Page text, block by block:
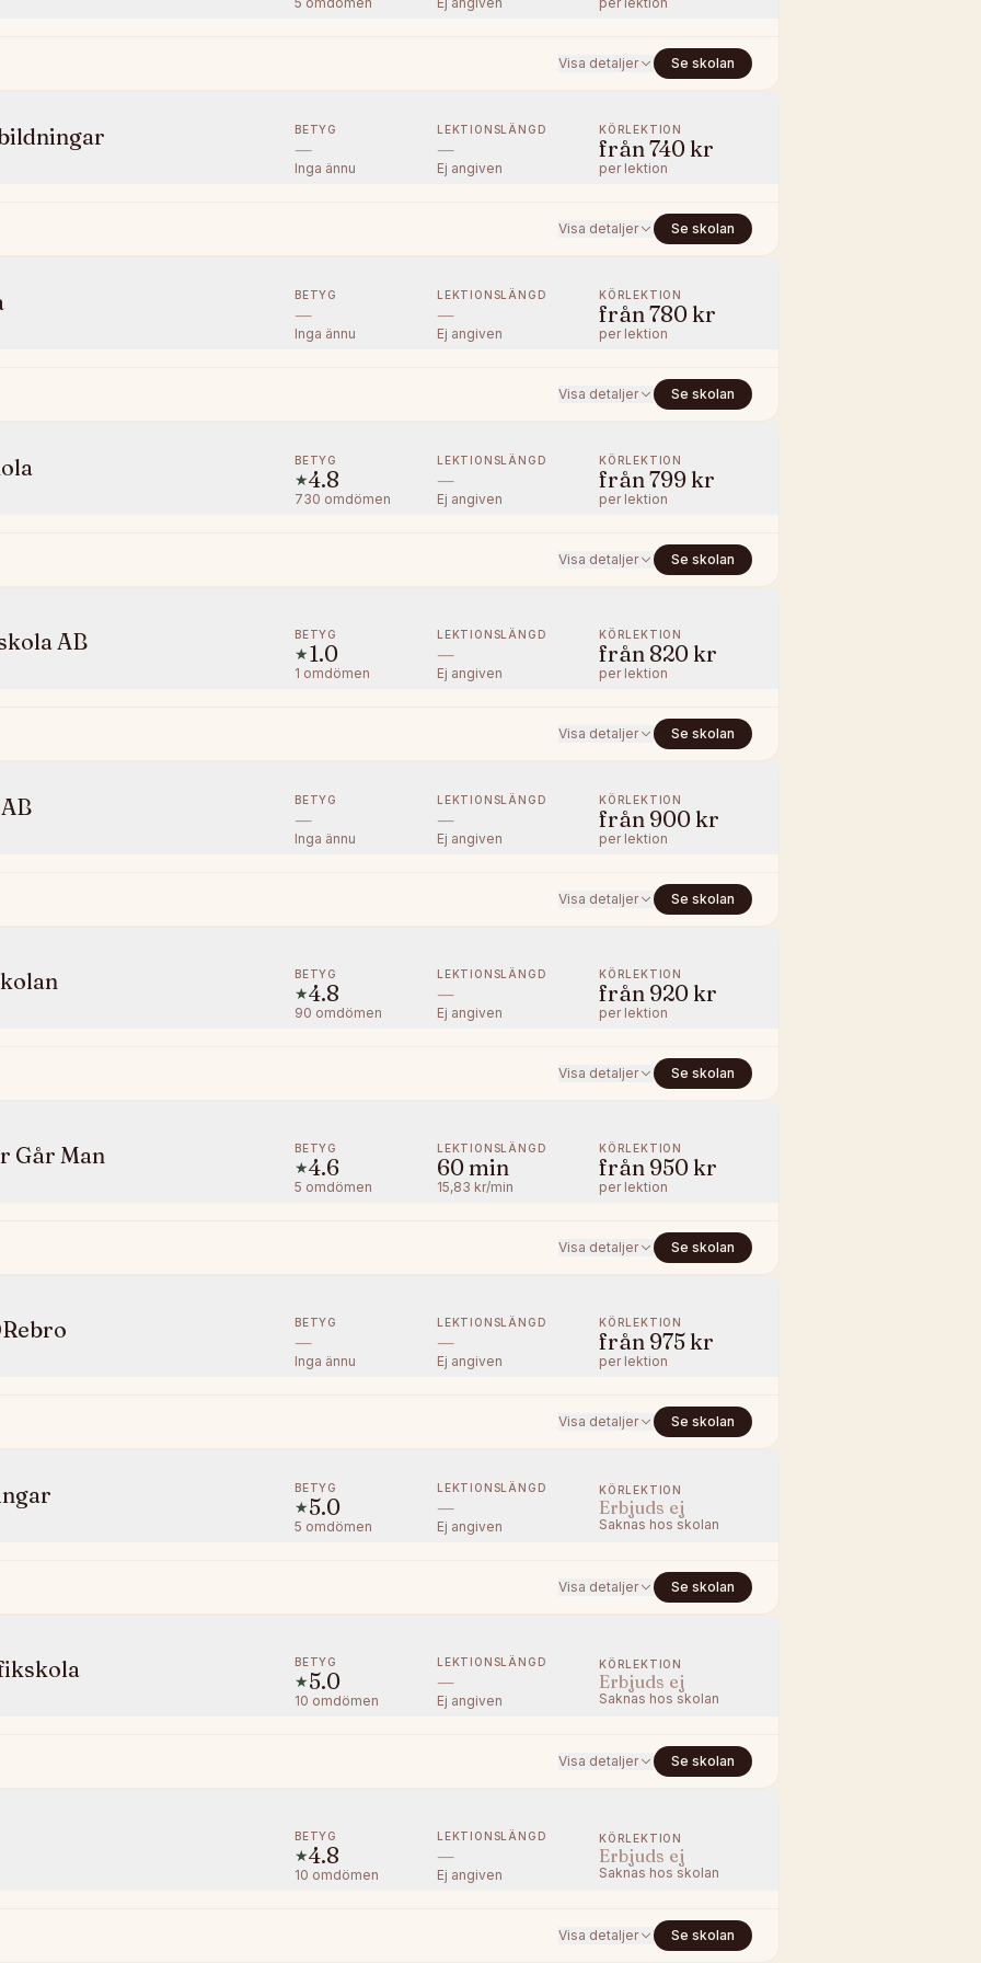
Visa detaljer Se skolan
BETYG
—
Inga ännu
LEKTIONSLÄNGD
—
Ej angiven
KÖRLEKTION
från 740 kr
per lektion
Visa detaljer Se skolan
BETYG
—
Inga ännu
LEKTIONSLÄNGD
—
Ej angiven
KÖRLEKTION
från 780 kr
per lektion
Visa detaljer Se skolan
BETYG
★4.8
730 omdömen
LEKTIONSLÄNGD
—
Ej angiven
KÖRLEKTION
från 799 kr
per lektion
Visa detaljer Se skolan
AB BETYG
★1.0
1 omdömen
LEKTIONSLÄNGD
—
Ej angiven
KÖRLEKTION
från 820 kr
per lektion
Visa detaljer Se skolan
BETYG
—
Inga ännu
LEKTIONSLÄNGD
—
Ej angiven
KÖRLEKTION
från 900 kr
per lektion
Visa detaljer Se skolan
BETYG
★4.8
90 omdömen
LEKTIONSLÄNGD
—
Ej angiven
KÖRLEKTION
från 920 kr
per lektion
Visa detaljer Se skolan
Går Man BETYG
★4.6
5 omdömen
LEKTIONSLÄNGD
60min
15,83 kr/min
KÖRLEKTION
från 950 kr
per lektion
Visa detaljer Se skolan
BETYG
—
Inga ännu
LEKTIONSLÄNGD
—
Ej angiven
KÖRLEKTION
från 975 kr
per lektion
Visa detaljer Se skolan
BETYG
★5.0
5 omdömen
LEKTIONSLÄNGD
—
Ej angiven
KÖRLEKTION
Erbjuds ej
Saknas hos skolan
Visa detaljer Se skolan
BETYG
★5.0
10 omdömen
LEKTIONSLÄNGD
—
Ej angiven
KÖRLEKTION
Erbjuds ej
Saknas hos skolan
Visa detaljer Se skolan
BETYG
★4.8
10 omdömen
LEKTIONSLÄNGD
—
Ej angiven
KÖRLEKTION
Erbjuds ej
Saknas hos skolan
Visa detaljer Se skolan